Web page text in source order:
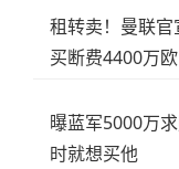
租转卖！曼联
买断费4400万欧
曝蓝军5000万
时就想买他